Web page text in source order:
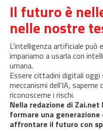
Il futuro è
nelle nostre
L’intelligenza artificiale può
impariamo a usarla con
umana.
Essere cittadini digitali oggi
meccanismi dell’IA,
riconoscerne i rischi.
Nella redazione di
formare una generazione
affrontare il futuro con